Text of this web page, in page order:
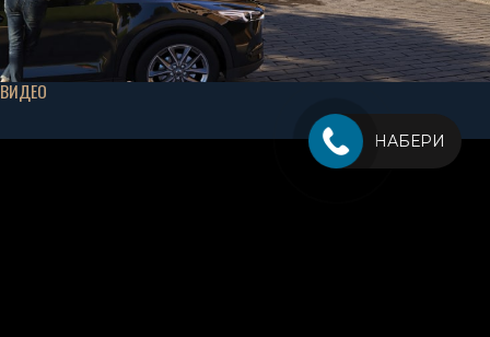
ВИДЕО
НАБЕРИ